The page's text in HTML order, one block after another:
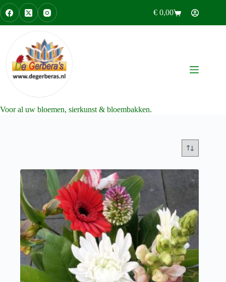
Ga
naar
de
Winkelwagen
€ 0,00
Voor al uw bloemen, sierkunst & bloembakken.